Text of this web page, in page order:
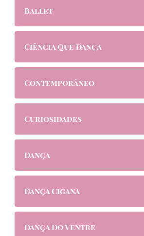
Ballet
Ciência Que Dança
Contemporâneo
Curiosidades
Dança
Dança Cigana
Dança Do Ventre